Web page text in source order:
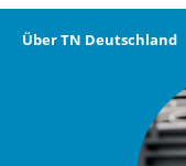
Über TN Deutschland